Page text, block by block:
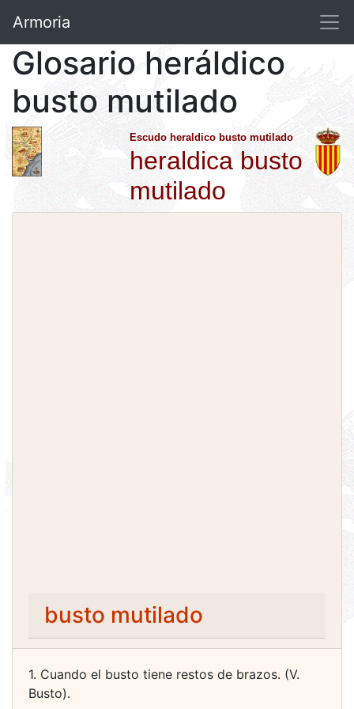
Armoria
Glosario heráldico
busto mutilado
Escudo heraldico busto mutilado
heraldica busto
mutilado
busto mutilado
1. Cuando el busto tiene restos de brazos. (V.
Busto).